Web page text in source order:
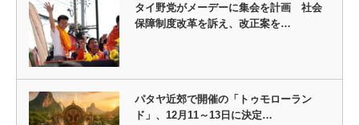
タイ野党がメーデーに集会を計画 社会
保障制度改革を訴え、改正案を…
パタヤ近郊で開催の「トゥモローラン
ド」、12月11～13日に決定…